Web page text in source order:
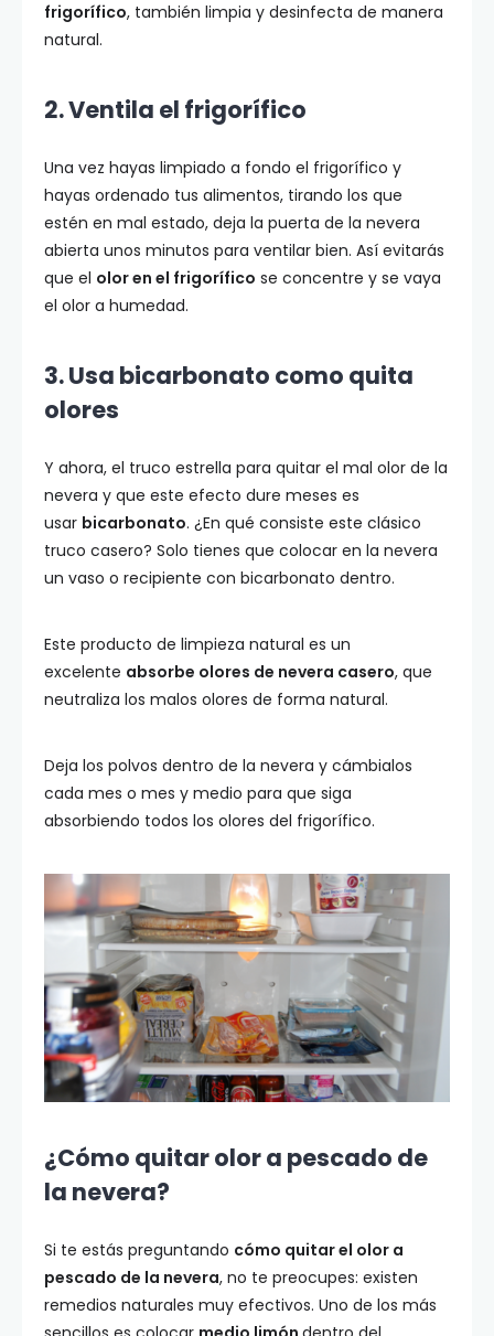
frigorífico, también limpia y desinfecta de manera
natural.
2. Ventila el frigorífico
Una vez hayas limpiado a fondo el frigorífico y
hayas ordenado tus alimentos, tirando los que
estén en mal estado, deja la puerta de la nevera
abierta unos minutos para ventilar bien. Así evitarás
que el olor en el frigorífico se concentre y se vaya
el olor a humedad.
3. Usa bicarbonato como quita
olores
Y ahora, el truco estrella para quitar el mal olor de la
nevera y que este efecto dure meses es
usar bicarbonato. ¿En qué consiste este clásico
truco casero? Solo tienes que colocar en la nevera
un vaso o recipiente con bicarbonato dentro.
Este producto de limpieza natural es un
excelente absorbe olores de nevera casero, que
neutraliza los malos olores de forma natural.
Deja los polvos dentro de la nevera y cámbialos
cada mes o mes y medio para que siga
absorbiendo todos los olores del frigorífico.
¿Cómo quitar olor a pescado de
la nevera?
Si te estás preguntando cómo quitar el olor a
pescado de la nevera, no te preocupes: existen
remedios naturales muy efectivos. Uno de los más